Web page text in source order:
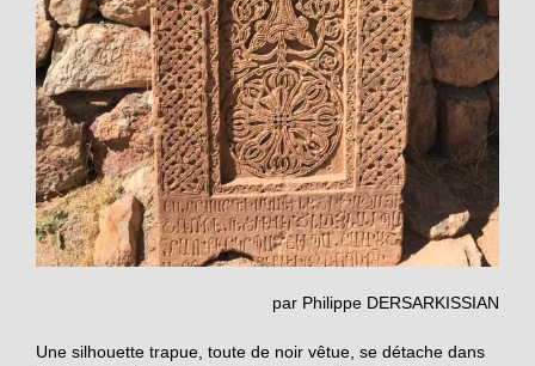
par Philippe DERSARKISSIAN
Une silhouette trapue, toute de noir vêtue, se détache dans